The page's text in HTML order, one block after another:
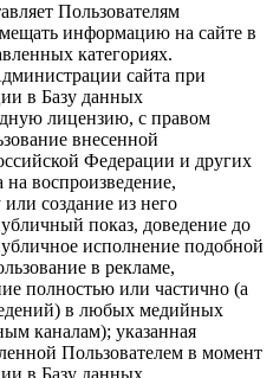
Пользователям
информацию на сайте в
категориях.
сайта при
в Базу данных
лицензию, с правом
внесенной
Федерации и других
на воспроизведение,
создание из него
показ, доведение до
исполнение подобной
в рекламе,
полностью или частично (а
в любых медийных
каналам); указанная
Пользователем в момент